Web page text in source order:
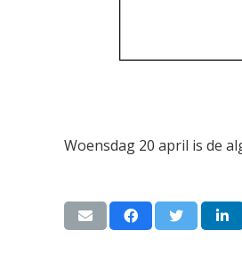
Woensdag 20 april is de